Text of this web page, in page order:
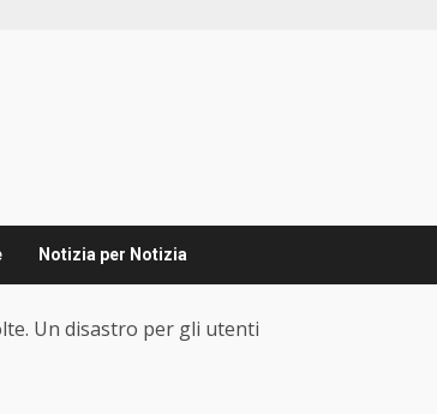
Notizia per Notizia
Un disastro per gli utenti